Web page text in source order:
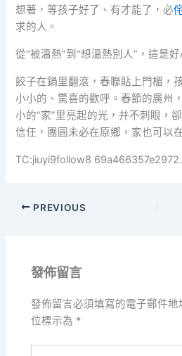
想著，等孩子好了、有才能了，必
求的人。
從“被溫熱”到“想溫熱別人”，這是
餃子在鍋里翻滾，春聯貼上門楣，
小小的、驚喜的歡呼。春節的廣州
小的“家”里亮起的光，并不刺眼，
信任，團圓未必在原鄉，家也可以
TC:jiuyi9follow8
PREVIOUS
發佈留言
發佈留言必須填寫的電子郵件地
位標示為 *